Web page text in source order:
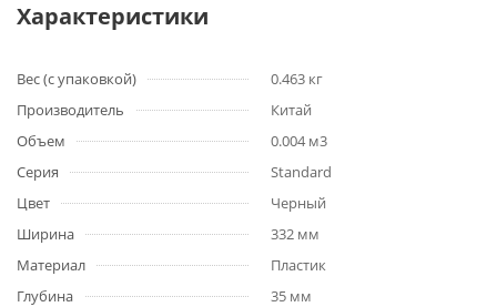
Характеристики
Вес (с упаковкой)
0.463 кг
Производитель
Китай
Объем
0.004 м3
Серия
Standard
Цвет
Черный
Ширина
332 мм
Материал
Пластик
Глубина
35 мм